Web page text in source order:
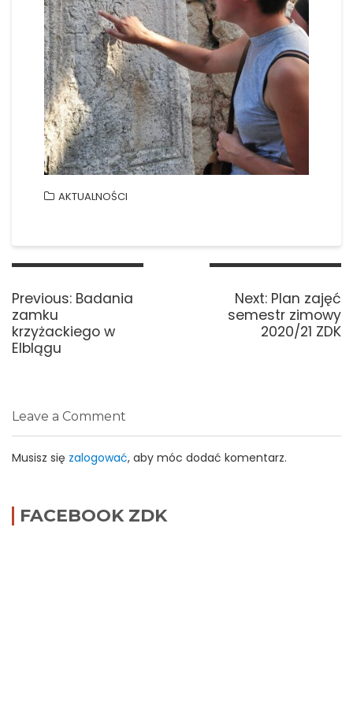
AKTUALNOŚCI
Nawigacja
Previous: Previous
Badania
zamku
krzyżackiego w
Elblągu
Next: Next
post:
Plan zajęć
semestr zimowy
2020/21 ZDK
Leave a Comment
Musisz się zalogować, aby móc dodać komentarz.
FACEBOOK ZDK